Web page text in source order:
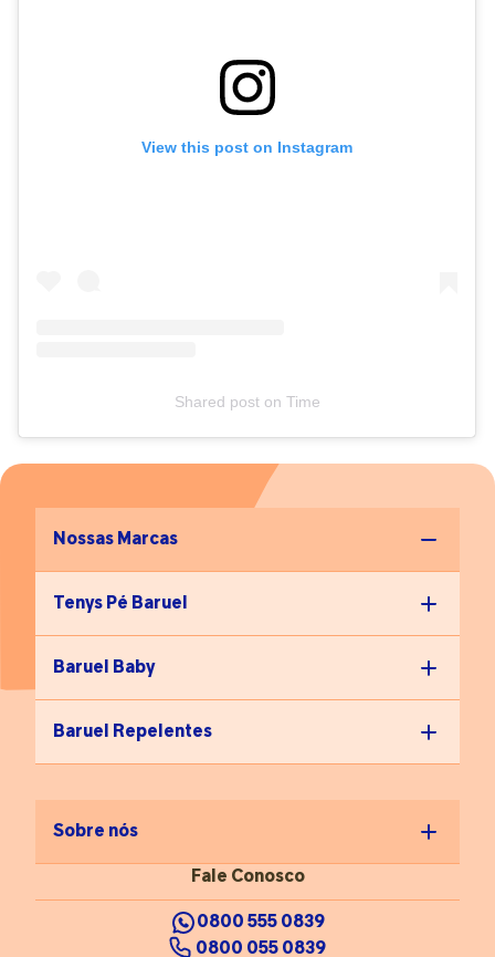
View this post on Instagram
Shared poston Time
Nossas Marcas
Tenys Pé Baruel
Baruel Baby
Baruel Repelentes
Sobre nós
Fale Conosco
0800 555 0839
0800 055 0839